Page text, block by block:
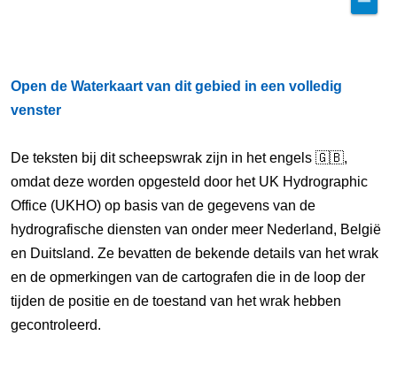
Open de Waterkaart van dit gebied in een volledig
venster
De teksten bij dit scheepswrak zijn in het engels 🇬🇧,
omdat deze worden opgesteld door het UK Hydrographic
Office (UKHO) op basis van de gegevens van de
hydrografische diensten van onder meer Nederland, België
en Duitsland. Ze bevatten de bekende details van het wrak
en de opmerkingen van de cartografen die in de loop der
tijden de positie en de toestand van het wrak hebben
gecontroleerd.